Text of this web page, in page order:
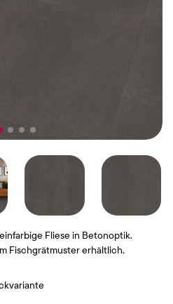
Fliese in Betonoptik.
Fischgrätmuster erhältlich.